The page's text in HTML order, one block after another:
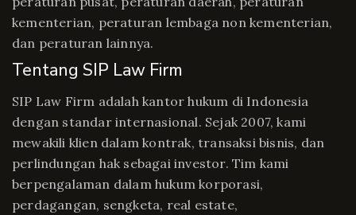
kementerian, peraturan lembaga non kementerian,
dan peraturan lainnya.
Tentang SIP Law Firm
SIP Law Firm adalah kantor hukum di Indonesia
dengan standar internasional. Sejak 2007, kami
mewakili klien dalam kontrak, transaksi bisnis, dan
perlindungan hak sebagai investor. Tim kami
berpengalaman dalam hukum korporasi,
perdagangan, sengketa, real estate,